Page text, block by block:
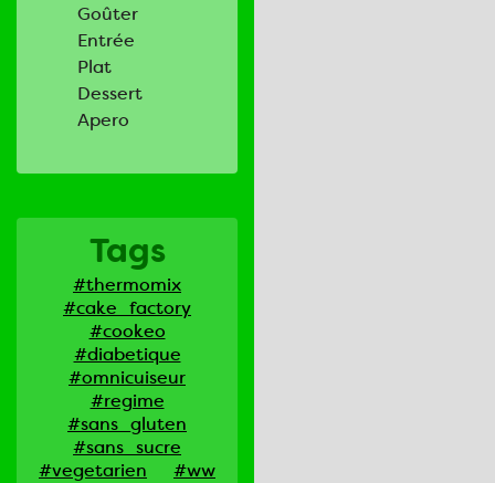
Goûter
Entrée
Plat
Dessert
Apero
Tags
#thermomix
#cake_factory
#cookeo
#diabetique
#omnicuiseur
#regime
#sans_gluten
#sans_sucre
#vegetarien
#ww